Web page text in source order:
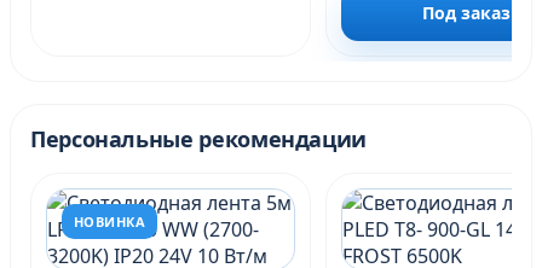
Под заказ
Персональные рекомендации
НОВИНКА